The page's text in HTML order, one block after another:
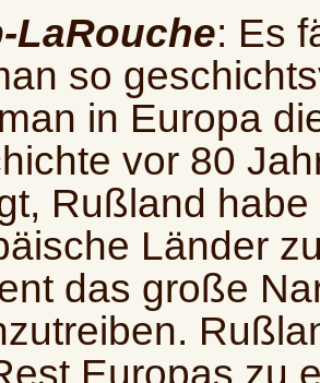
LaRouche: Es
so
in Europa
vor 80
Rußland
Länder
das große
Europas zu